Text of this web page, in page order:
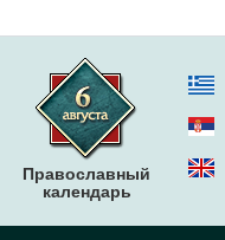
Православный
календарь